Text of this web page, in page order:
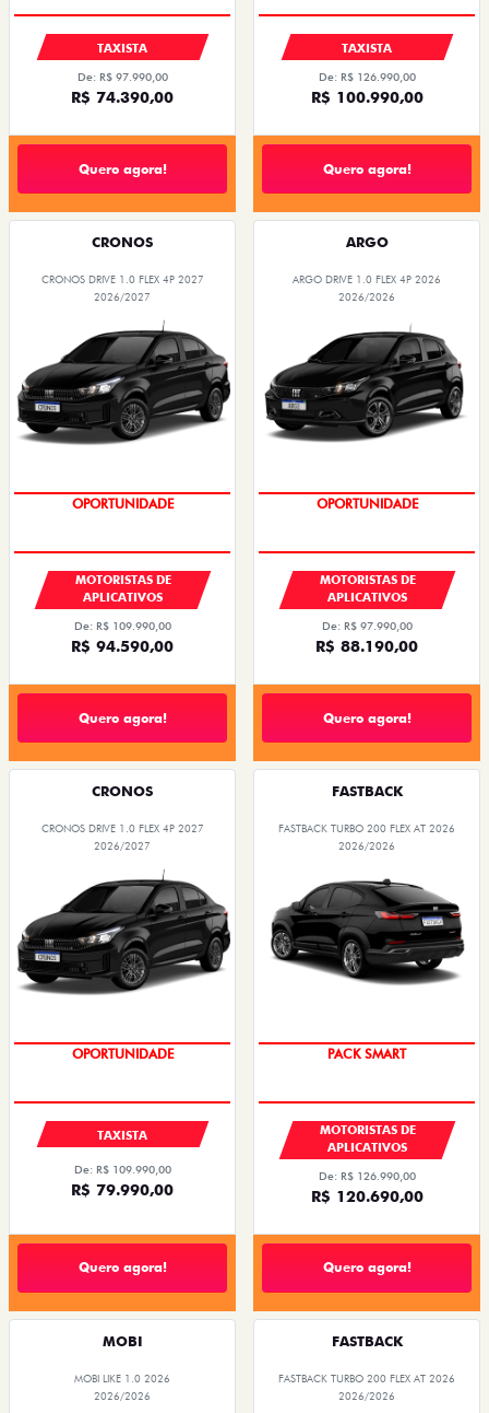
TAXISTA
De: R$ 97.990,00
R$ 74.390,00
Quero agora!
TAXISTA
De: R$ 126.990,00
R$ 100.990,00
Quero agora!
CRONOS
CRONOS DRIVE 1.0 FLEX 4P 2027
2026/2027
OPORTUNIDADE
MOTORISTAS DE
APLICATIVOS
De: R$ 109.990,00
R$ 94.590,00
Quero agora!
ARGO
ARGO DRIVE 1.0 FLEX 4P 2026
2026/2026
OPORTUNIDADE
MOTORISTAS DE
APLICATIVOS
De: R$ 97.990,00
R$ 88.190,00
Quero agora!
CRONOS
CRONOS DRIVE 1.0 FLEX 4P 2027
2026/2027
OPORTUNIDADE
TAXISTA
De: R$ 109.990,00
R$ 79.990,00
Quero agora!
FASTBACK
FASTBACK TURBO 200 FLEX AT 2026
2026/2026
PACK SMART
MOTORISTAS DE
APLICATIVOS
De: R$ 126.990,00
R$ 120.690,00
Quero agora!
MOBI
MOBI LIKE 1.0 2026
2026/2026
FASTBACK
FASTBACK TURBO 200 FLEX AT 2026
2026/2026